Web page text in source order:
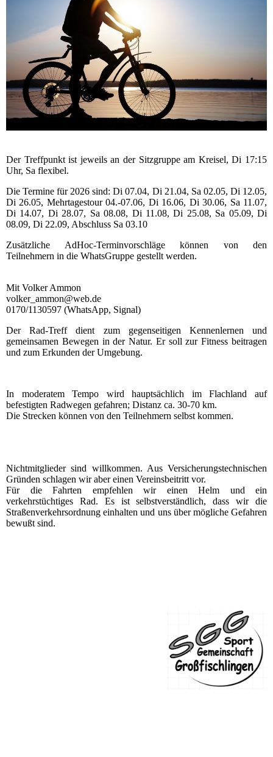
Der Treffpunkt ist jeweils an der Sitzgruppe am Kreisel, Di 17:15
Uhr, Sa flexibel.
Die Termine für 2026 sind: Di 07.04, Di 21.04, Sa 02.05, Di 12.05,
Di 26.05, Mehrtagestour 04.-07.06, Di 16.06, Di 30.06, Sa 11.07,
Di 14.07, Di 28.07, Sa 08.08, Di 11.08, Di 25.08, Sa 05.09, Di
08.09, Di 22.09, Abschluss Sa 03.10
Zusätzliche AdHoc-Terminvorschläge können von den
Teilnehmern in die WhatsGruppe gestellt werden.
Mit Volker Ammon
volker_ammon@web.de
0170/1130597 (WhatsApp, Signal)
Der Rad-Treff dient zum gegenseitigen Kennenlernen und
gemeinsamen Bewegen in der Natur. Er soll zur Fitness beitragen
und zum Erkunden der Umgebung.
In moderatem Tempo wird hauptsächlich im Flachland auf
befestigten Radwegen gefahren; Distanz ca. 30-70 km.
Die Strecken können von den Teilnehmern selbst kommen.
Nichtmitglieder sind willkommen. Aus Versicherungstechnischen
Gründen schlagen wir aber einen Vereinsbeitritt vor.
Für die Fahrten empfehlen wir einen Helm und ein
verkehrstüchtiges Rad. Es ist selbstverständlich, dass wir die
Straßenverkehrsordnung einhalten und uns über mögliche Gefahren
bewußt sind.